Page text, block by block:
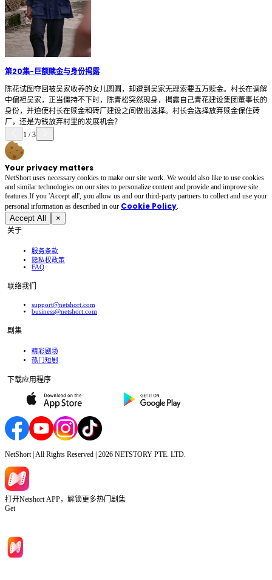
第20集-巨额赎金与身份揭露
陈花试图夺回被吴家收养的女儿圆圆，却遭到吴家无理索要五万赎金。村长在调解
中偏袒吴家，正当僵持不下时，陈青松突然现身，揭露自己青花建设集团董事长的
身份，并迫使村长在赎金和砖厂建设之间做出选择。村长会选择放弃赎金保住砖
厂，还是为钱放弃村里的发展机会？
1 /3
Your privacy matters
NetShort uses necessary cookies to make our site work. We would also like to use cookies
and similar technologies on our sites to personalize content and provide and improve site
features.If you 'Accept all', you allow us and our third-party partners to collect and use your
personal irformation as described in our Cookie Policy.
Accept All ×
关于
服务条款
隐私权政策
FAQ
联络我们
support@netshort.com
business@netshort.com
剧集
精彩剧场
热门短剧
下载应用程序
NetShort | All Rights Reserved | 2026 NETSTORY PTE. LTD.
打开Netshort APP，解锁更多热门剧集
Get